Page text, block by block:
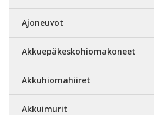
Ajoneuvot
Akkuepäkeskohiomakoneet
Akkuhiomahiiret
Akkuimurit